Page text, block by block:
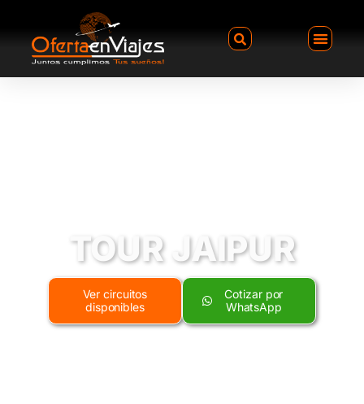
TOUR JAIPUR
Ver circuitos
disponibles
Cotizar por
WhatsApp